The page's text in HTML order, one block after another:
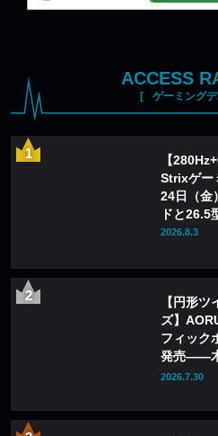
ACCESS
ゲーミング
【
Strixゲー
24日（
ドと26.5
2026.8.3
【円形
ズ】
フィック
発売——
インを採用
2026.7.30